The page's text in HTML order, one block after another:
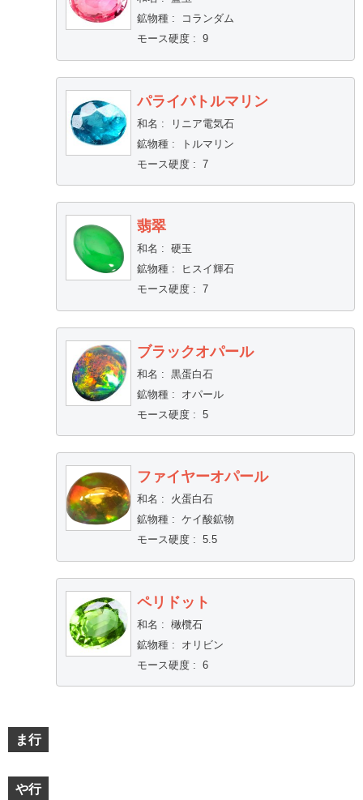
鉱物種:
コランダム
モース硬度: 9
パライバトルマリン
和名 :
リニア電気石
鉱物種:
トルマリン
モース硬度: 7
翡翠
和名 : 硬玉
鉱物種:
ヒスイ輝石
モース硬度: 7
ブラックオパール
和名 : 黒蛋白石
鉱物種:
オパール
モース硬度: 5
ファイヤーオパール
和名 :
火蛋白石
鉱物種: ケイ酸鉱物
モース硬度: 5.5
ペリドット
和名 : 橄欖石
鉱物種:
オリビン
モース硬度: 6
ま行
や行